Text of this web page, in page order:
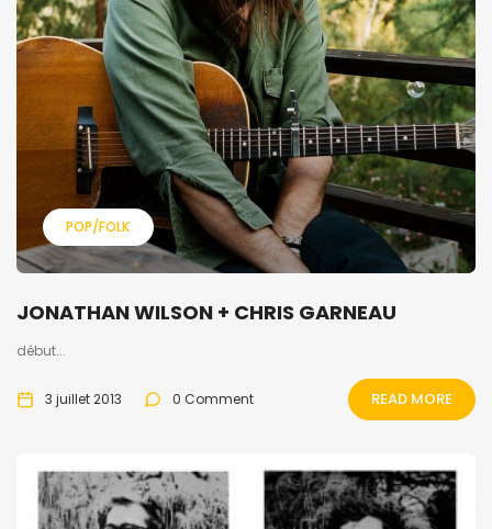
POP/FOLK
JONATHAN WILSON + CHRIS GARNEAU
début...
3 juillet 2013 0 Comment READ MORE